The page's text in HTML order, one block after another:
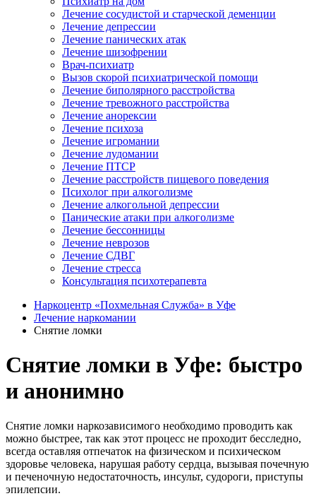
Лечение сосудистой и старческой деменции
Лечение депрессии
Лечение панических атак
Лечение шизофрении
Врач-психиатр
Вызов скорой психиатрической помощи
Лечение биполярного расстройства
Лечение тревожного расстройства
Лечение анорексии
Лечение психоза
Лечение игромании
Лечение лудомании
Лечение ПТСР
Лечение расстройств пищевого поведения
Психолог при алкоголизме
Лечение алкогольной депрессии
Панические атаки при алкоголизме
Лечение бессонницы
Лечение неврозов
Лечение СДВГ
Лечение стресса
Консультация психотерапевта
Наркоцентр «Похмельная Служба» в Уфе
Лечение наркомании
Снятие ломки
Снятие ломки в Уфе: быстро
и анонимно
Снятие ломки наркозависимого необходимо проводить как
можно быстрее, так как этот процесс не проходит бесследно,
всегда оставляя отпечаток на физическом и психическом
здоровье человека, нарушая работу сердца, вызывая почечную
и печеночную недостаточность, инсульт, судороги, приступы
эпилепсии.